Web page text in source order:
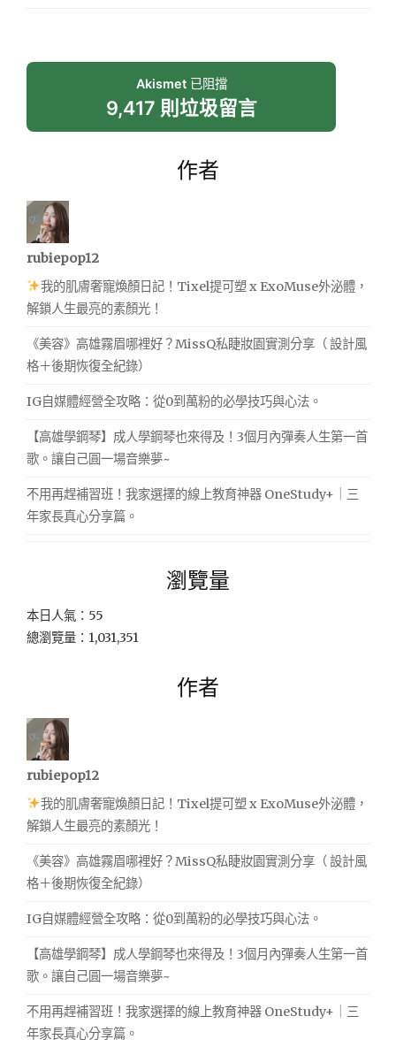
Akismet已阻擋
9,417 則垃圾留言
作者
rubiepop12
我的肌膚奢寵煥顏日記！Tixel提可塑 x ExoMuse外泌體，
解鎖人生最亮的素顏光！
《美容》高雄霧眉哪裡好？MissQ私睫妝園實測分享（ 設計風
格＋後期恢復全紀錄）
IG自媒體經營全攻略：從0到萬粉的必學技巧與心法。
【高雄學鋼琴】成人學鋼琴也來得及！3個月內彈奏人生第一首
歌。讓自己圓一場音樂夢~
不用再趕補習班！我家選擇的線上教育神器 OneStudy+｜三
年家長真心分享篇。
瀏覽量
本日人氣：55
總瀏覽量：1,031,351
作者
rubiepop12
我的肌膚奢寵煥顏日記！Tixel提可塑 x ExoMuse外泌體，
解鎖人生最亮的素顏光！
《美容》高雄霧眉哪裡好？MissQ私睫妝園實測分享（ 設計風
格＋後期恢復全紀錄）
IG自媒體經營全攻略：從0到萬粉的必學技巧與心法。
【高雄學鋼琴】成人學鋼琴也來得及！3個月內彈奏人生第一首
歌。讓自己圓一場音樂夢~
不用再趕補習班！我家選擇的線上教育神器 OneStudy+｜三
年家長真心分享篇。